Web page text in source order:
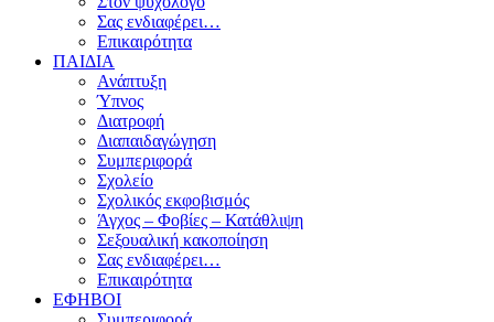
Σας ενδιαφέρει…
Επικαιρότητα
ΠΑΙΔΙΑ
Ανάπτυξη
Ύπνος
Διατροφή
Διαπαιδαγώγηση
Συμπεριφορά
Σχολείο
Σχολικός εκφοβισμός
Άγχος – Φοβίες – Κατάθλιψη
Σεξουαλική κακοποίηση
Σας ενδιαφέρει…
Επικαιρότητα
ΕΦΗΒΟΙ